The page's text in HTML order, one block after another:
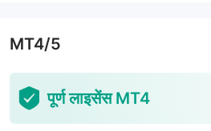
MT4/5
पूर्ण लाइसेंस MT4